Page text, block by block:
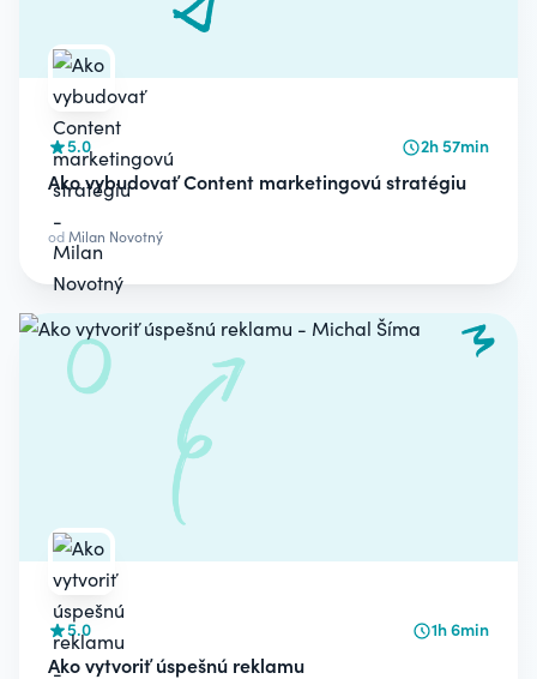
5.0 2h 57min
Ako vybudovať Content marketingovú stratégiu
odMilan Novotný
5.0 1h 6min
Ako vytvoriť úspešnú reklamu